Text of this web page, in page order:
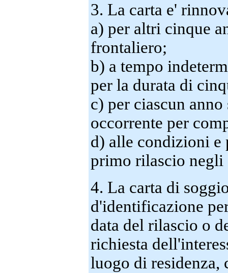
3. La carta e'
a) per altri cinque
frontaliero;
b) a tempo
per la durata di
c) per ciascun
occorrente per
d) alle condizioni e
primo rilascio negli
4. La carta di
d'identificazione
data del rilascio o
richiesta
luogo di residenza,